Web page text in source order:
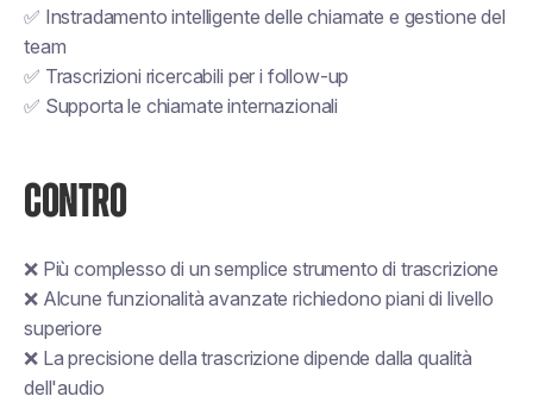
✅ Instradamento intelligente delle chiamate e gestione del
team
✅ Trascrizioni ricercabili per i follow-up
✅ Supporta le chiamate internazionali
CONTRO
❌ Più complesso di un semplice strumento di trascrizione
❌ Alcune funzionalità avanzate richiedono piani di livello
superiore
❌ La precisione della trascrizione dipende dalla qualità
dell'audio